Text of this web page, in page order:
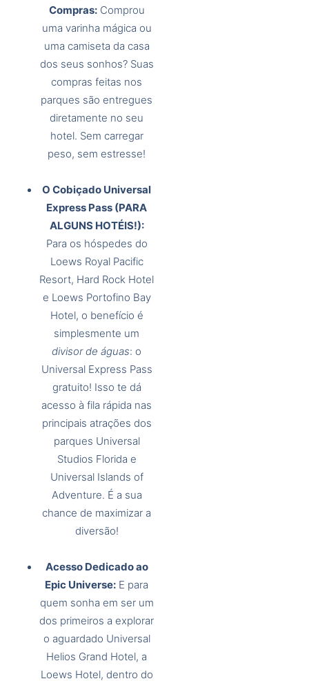
Compras:Comprou
uma varinha mágica ou
uma camiseta da casa
dos seus sonhos? Suas
compras feitas nos
parques são entregues
diretamente no seu
hotel. Sem carregar
peso, sem estresse!
O Cobiçado Universal
Express Pass (PARA
ALGUNS HOTÉIS!):
Para os hóspedes do
Loews Royal Pacific
Resort, Hard Rock Hotel
e Loews Portofino Bay
Hotel, o benefício é
simplesmente um
divisor de águas: o
Universal Express Pass
gratuito! Isso te dá
acesso à fila rápida nas
principais atrações dos
parques Universal
Studios Florida e
Universal Islands of
Adventure. É a sua
chance de maximizar a
diversão!
Acesso Dedicado ao
Epic Universe: E para
quem sonha em ser um
dos primeiros a explorar
o aguardado Universal
Helios Grand Hotel, a
Loews Hotel, dentro do